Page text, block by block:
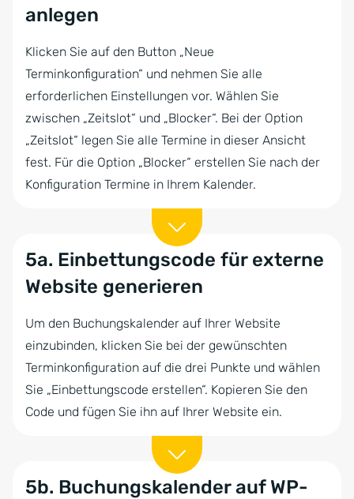
anlegen
Klicken Sie auf den Button „Neue
Terminkonfiguration“ und nehmen Sie alle
erforderlichen Einstellungen vor. Wählen Sie
zwischen „Zeitslot“ und „Blocker“. Bei der Option
„Zeitslot“ legen Sie alle Termine in dieser Ansicht
fest. Für die Option „Blocker“ erstellen Sie nach der
Konfiguration Termine in Ihrem Kalender.
5a. Einbettungscode für externe
Website generieren
Um den Buchungskalender auf Ihrer Website
einzubinden, klicken Sie bei der gewünschten
Terminkonfiguration auf die drei Punkte und wählen
Sie „Einbettungscode erstellen“. Kopieren Sie den
Code und fügen Sie ihn auf Ihrer Website ein.
5b. Buchungskalender auf WP-